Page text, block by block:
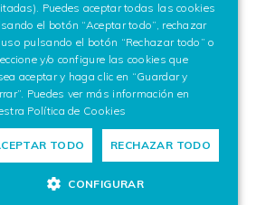
Sebastián (España)
2, Deusto,
Puedes aceptar todas las cookies
el botón “Aceptar todo”, rechazar
pulsando el botón “Rechazar todo” o
y/o configure las cookies que
aceptar y haga clic en “Guardar y
Puedes ver más información en
Política de Cookies
TODO RECHAZAR TODO
CONFIGURAR